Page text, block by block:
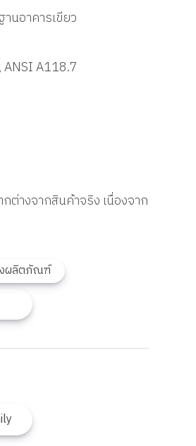
นอาคารเขียว
A118.7
ต่างจากสินค้าจริง เนื่องจาก
ผลิตภัณฑ์